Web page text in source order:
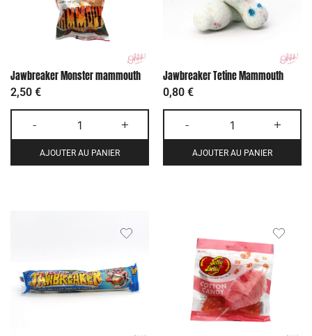
Jawbreaker Monster mammouth
2,50 €
- +
AJOUTER AU PANIER
Jawbreaker Tetine Mammouth
0,80 €
- +
AJOUTER AU PANIER